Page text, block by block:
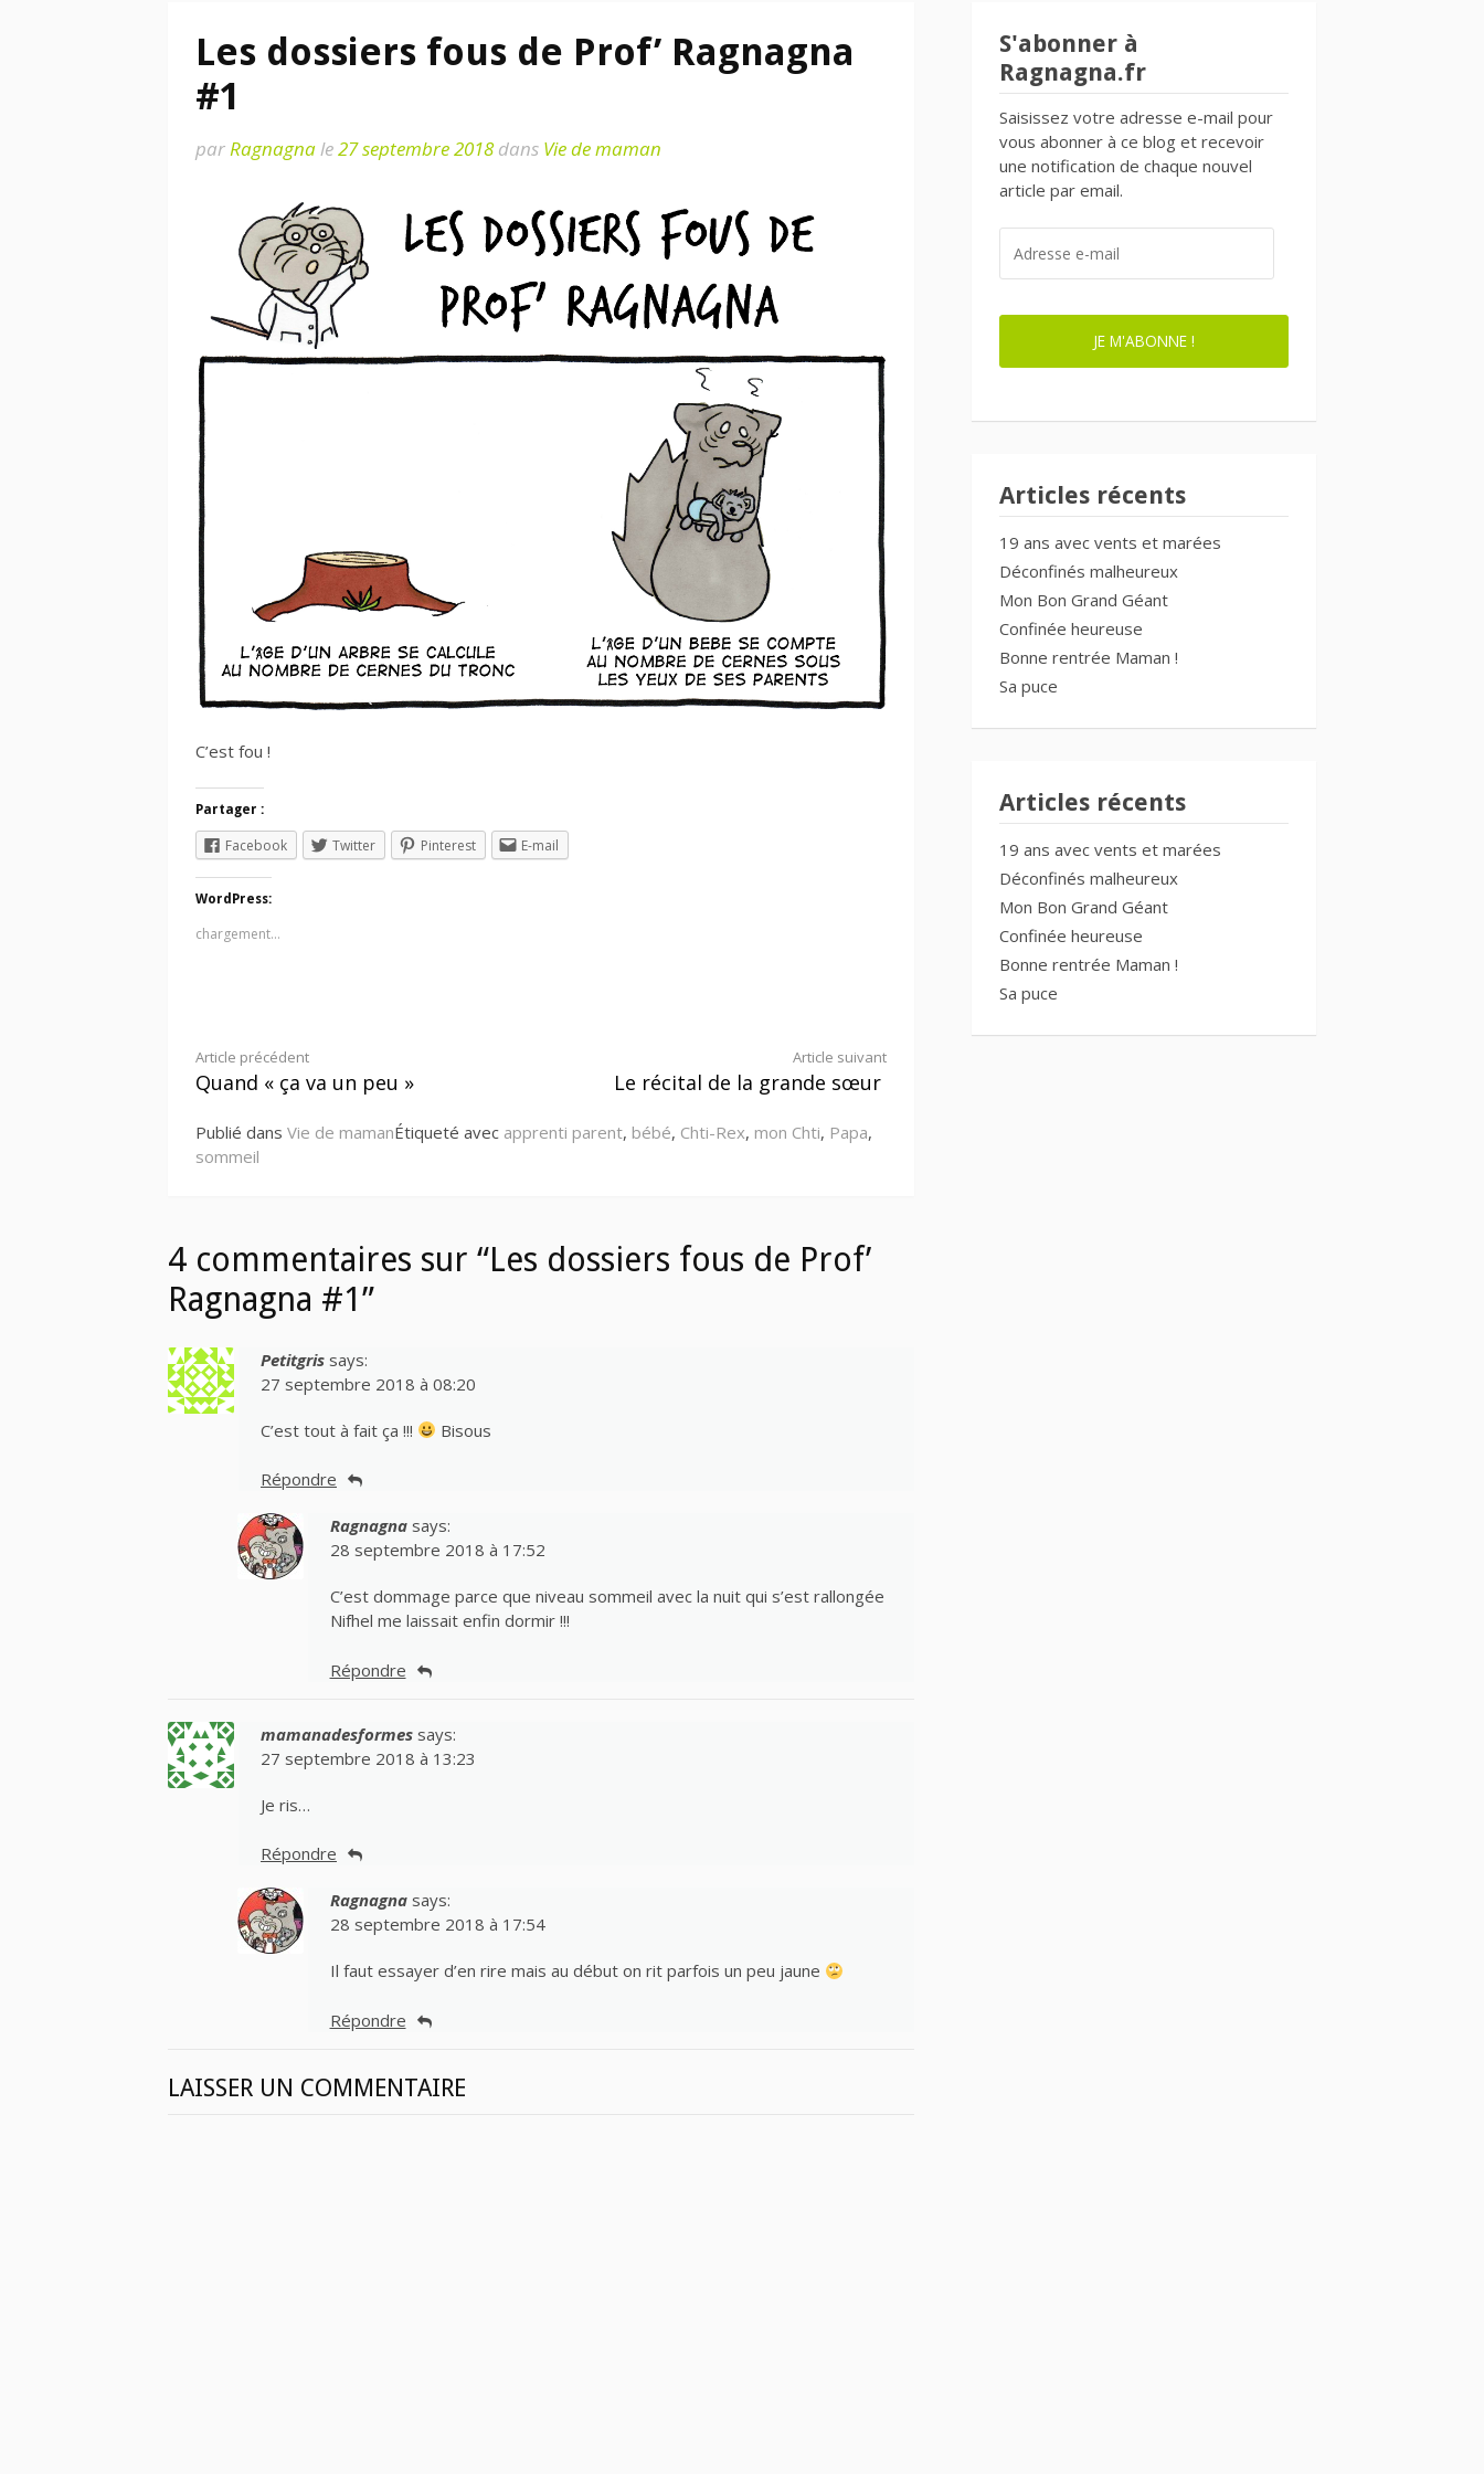
Les dossiers fous de Prof’ Ragnagna
#1
parRagnagnale27 septembre 2018dans Vie de maman
C’est fou !
Partager :
Facebook Twitter Pinterest E-mail
WordPress:
chargement…
Lire
la
suite
Article précédent
Quand « ça va un peu »
Article suivant
Le récital de la grande sœur
Publié dans Vie de mamanÉtiqueté avec apprenti parent, bébé, Chti-Rex, mon Chti, Papa,
sommeil
4 commentaires sur “Les dossiers fous de Prof’
Ragnagna #1”
Petitgris says:
27 septembre 2018 à 08:20
C’est tout à fait ça !!! Bisous
Répondre
Ragnagna says:
28 septembre 2018 à 17:52
C’est dommage parce que niveau sommeil avec la nuit qui s’est rallongée
Nifhel me laissait enfin dormir !!!
Répondre
mamanadesformes says:
27 septembre 2018 à 13:23
Je ris…
Répondre
Ragnagna says:
28 septembre 2018 à 17:54
Il faut essayer d’en rire mais au début on rit parfois un peu jaune
Répondre
LAISSER UN COMMENTAIRE
S'abonner à
Ragnagna.fr
Saisissez votre adresse e-mail pour
vous abonner à ce blog et recevoir
une notification de chaque nouvel
article par email.
MAIL
JE M'ABONNE !
Articles récents
19 ans avec vents et marées
Déconfinés malheureux
Mon Bon Grand Géant
Confinée heureuse
Bonne rentrée Maman !
Sa puce
Articles récents
19 ans avec vents et marées
Déconfinés malheureux
Mon Bon Grand Géant
Confinée heureuse
Bonne rentrée Maman !
Sa puce